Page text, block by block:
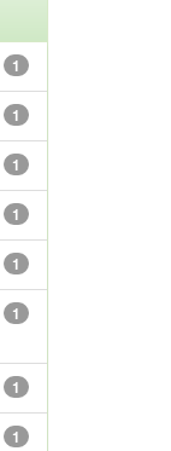
1
1
1
1
1
1
1
1